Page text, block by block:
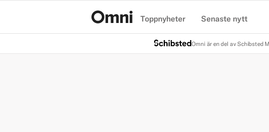
Toppnyheter Senaste nytt
Omni är en del av Schibsted